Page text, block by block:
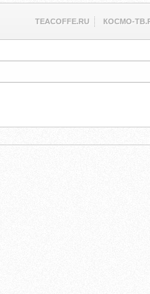
TEACOFFE.RU КОСМО-